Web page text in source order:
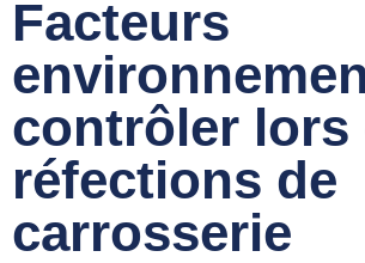
Facteurs
contrôler lors
réfections de
carrosserie